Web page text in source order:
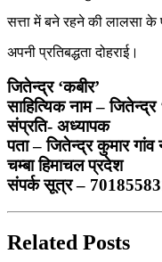
सत्ता में बने रहने की लालसा के
अपनी प्रतिबद्धता दोहराई।
जितेन्द्र ‘कबीर’
साहित्यिक नाम – जितेन्द्र
संप्रति- अध्यापक
पता – जितेन्द्र कुमार
चम्बा हिमाचल प्रदेश
संपर्क सूत्र –
Related Posts